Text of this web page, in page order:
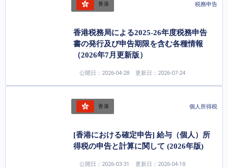
香港 税務申告
香港税務局による2025-26年度税務申告
書の発行及び申告期限を含む各種情報
（2026年7月更新版）
公開日：2026-04-28 更新日：2026-07-24
香港 個人所得税
[香港における確定申告] 給与（個人）所
得税の申告と計算に関して (2026年版)
公開日：2026-03-31 更新日：2026-04-18